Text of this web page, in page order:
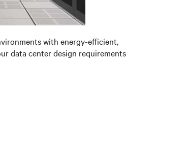
with energy-efficient,
data center design requirements